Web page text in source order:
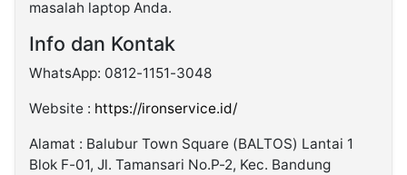
masalah laptop Anda.
Info dan Kontak
WhatsApp: 0812-1151-3048
Website : https://ironservice.id/
Alamat : Balubur Town Square (BALTOS) Lantai 1
Blok F-01, Jl. Tamansari No.P-2, Kec. Bandung